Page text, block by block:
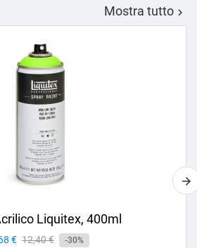
Mostra tutto 
Liquitex, 400ml
€ Prezzo
12,40 € -30%